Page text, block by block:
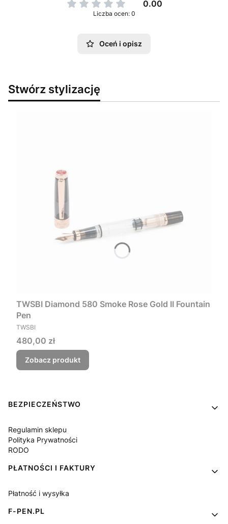
0.00
Liczba ocen: 0
Oceń i opisz
Stwórz stylizację
TWSBI Diamond 580 Smoke Rose Gold II Fountain
Pen
PRODUCENT
TWSBI
Cena
480,00 zł
Zobacz produkt
Linki w stopce
BEZPIECZEŃSTWO
Regulamin sklepu
Polityka Prywatności
RODO
PŁATNOŚCI I FAKTURY
Płatność i wysyłka
F-PEN.PL